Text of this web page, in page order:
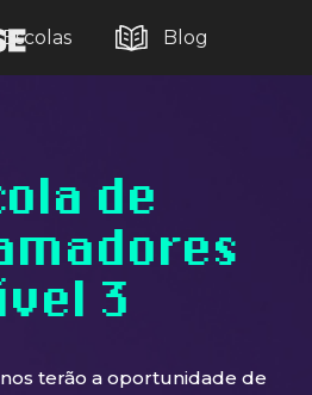
Escolas Blog
de
3
terão a oportunidade de